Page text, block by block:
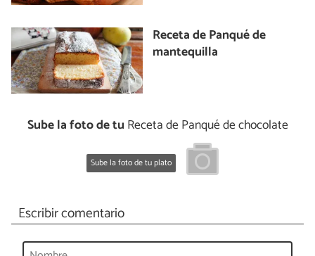
Receta de Panqué de
mantequilla
Sube la foto de tu Receta de Panqué de chocolate
Sube la foto de tu plato
Escribir comentario